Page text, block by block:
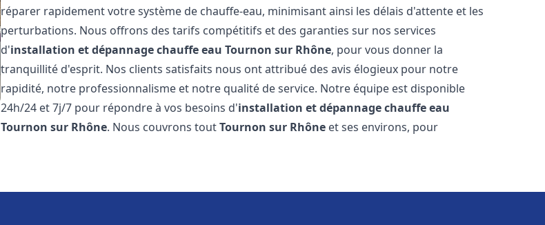
réparer rapidement votre système de chauffe-eau, minimisant ainsi les délais d'attente et les
perturbations. Nous offrons des tarifs compétitifs et des garanties sur nos services
d'installation et dépannage chauffe eau Tournon sur Rhône, pour vous donner la
tranquillité d'esprit. Nos clients satisfaits nous ont attribué des avis élogieux pour notre
rapidité, notre professionnalisme et notre qualité de service. Notre équipe est disponible
24h/24 et 7j/7 pour répondre à vos besoins d'installation et dépannage chauffe eau
Tournon sur Rhône. Nous couvrons toutTournon sur Rhône et ses environs, pour